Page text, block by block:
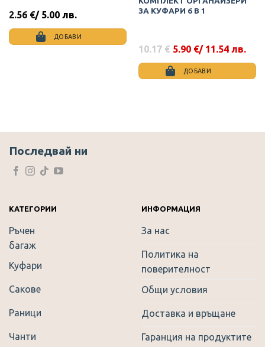
2.56 €/ 5.00 лв.
ДОБАВИ
ЗА КУФАРИ 6 В 1
10.17 €
Original
price
10.17 €.
5.90 €
Текущата
цена
5.90 €.
/ 11.54 лв.
ДОБАВИ
variants.
on
product
Последвай ни
КАТЕГОРИИ
Ръчен
багаж
Куфари
Сакове
Раници
Чанти
ИНФОРМАЦИЯ
За нас
Политика на
поверителност
Общи условия
Доставка и връщане
Гаранция на продуктите